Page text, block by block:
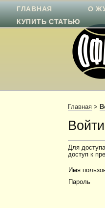
ГЛАВНАЯ О
КУПИТЬ СТАТЬЮ
Главная >
Для
доступ к
Имя
Пароль